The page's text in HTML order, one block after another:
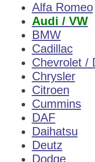
Alfa Romeo
Audi / VW
BMW
Cadillac
Chevrolet /
Chrysler
Citroen
Cummins
DAF
Daihatsu
Deutz
Dodge